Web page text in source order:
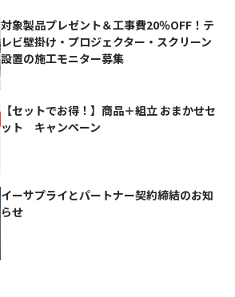
対象製品プレゼント＆工事費20％OFF！テ
レビ壁掛け・プロジェクター・スクリーン
設置の施工モニター募集
【セットでお得！】商品＋組立 おまかせセ
ット キャンペーン
イーサプライとパートナー契約締結のお知
らせ